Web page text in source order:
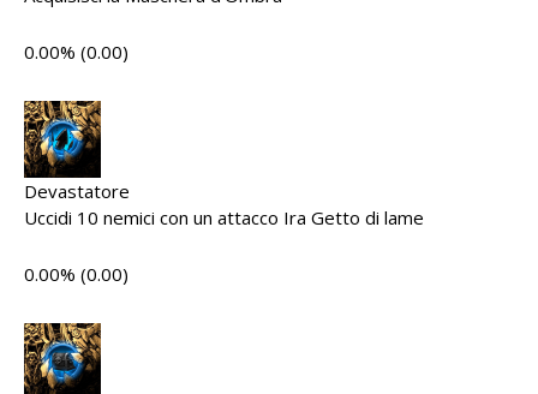
0.00% (0.00)
Devastatore
Uccidi 10 nemici con un attacco Ira Getto di lame
0.00% (0.00)